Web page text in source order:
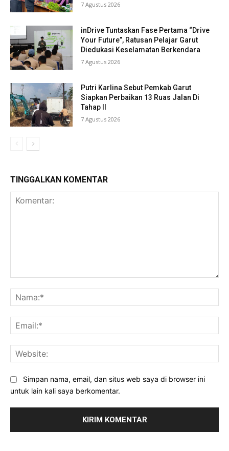
7 Agustus 2026
inDrive Tuntaskan Fase Pertama “Drive
Your Future”, Ratusan Pelajar Garut
Diedukasi Keselamatan Berkendara
7 Agustus 2026
Putri Karlina Sebut Pemkab Garut
Siapkan Perbaikan 13 Ruas Jalan Di
Tahap II
7 Agustus 2026
TINGGALKAN KOMENTAR
Simpan nama, email, dan situs web saya di browser ini
untuk lain kali saya berkomentar.